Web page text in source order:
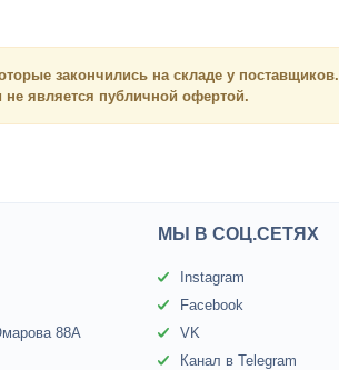
закончились на складе у поставщиков.
не является публичной офертой.
88А
МЫ В СОЦ.СЕТЯХ
Instagram
Facebook
VK
Канал в Telegram